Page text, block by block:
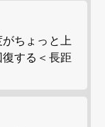
ちょっと上
する＜長距